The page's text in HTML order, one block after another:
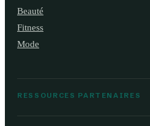
Beauté
Fitness
Mode
RESSOURCES PARTENAIRES